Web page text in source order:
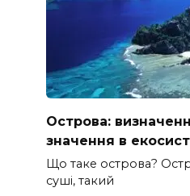
Острова:
значення в
Що таке острова?
суші, такий